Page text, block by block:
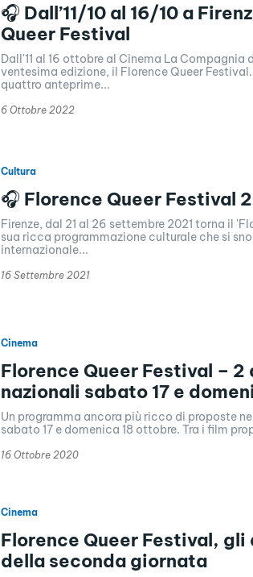
🎧 Dall’11/10 al 16/10 a
Queer Festival
Dall'11 al 16 ottobre al Cinema La Compagnia
ventesima edizione, il Florence Queer
quattro anteprime...
6 Ottobre 2022
Cultura
🎧 Florence Queer Festival
Firenze, dal 21 al 26 settembre 2021 torna il
sua ricca programmazione culturale che si
internazionale...
16 Settembre 2021
Cinema
Florence Queer Festival –
nazionali sabato 17 e
Un programma ancora più ricco di proposte
sabato 17 e domenica 18 ottobre. Tra i film
16 Ottobre 2020
Cinema
Florence Queer Festival,
della seconda giornata